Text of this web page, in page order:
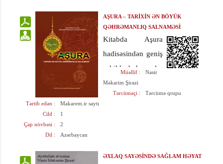
AŞURA – TARİXİN ƏN BÖYÜK
QƏHRƏMANLIQ SALNAMƏSİ
Kitabda Aşura
hadisəsindən geniş
şəkildə bəhs açılır.
Müəllif öz
mövzusunda
sənədlərə
Müəllif :
Nasir
Məkarim Şirazi
Tərcüməçi :
Tərcümə qrupu
Tərtib edən :
Makarem.ir saytı
Cild :
1
Çap növbəsi :
2
Dil :
Azərbaycan
ƏXLAQ SAYƏSİNDƏ SAĞLAM HƏYAT